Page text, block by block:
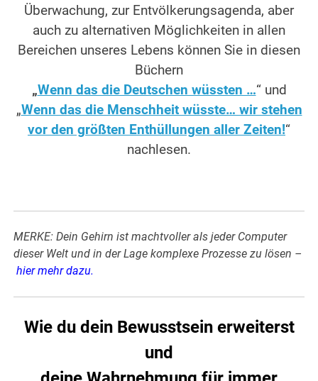
Überwachung, zur Entvölkerungsagenda, aber
auch zu alternativen Möglichkeiten in allen
Bereichen unseres Lebens können Sie in diesen
Büchern
„Wenn das die Deutschen wüssten …“ und
„Wenn das die Menschheit wüsste… wir stehen
vor den größten Enthüllungen aller Zeiten!“
nachlesen.
MERKE: Dein Gehirn ist machtvoller als jeder Computer
dieser Welt und in der Lage komplexe Prozesse zu lösen –
hier mehr dazu.
Wie du dein Bewusstsein erweiterst
und